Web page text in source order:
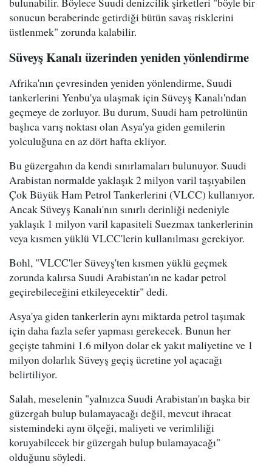
sonucun beraberinde getirdiği bütün savaş risklerini
üstlenmek" zorunda kalabilir.
Süveyş Kanalı üzerinden yeniden yönlendirme
Afrika'nın çevresinden yeniden yönlendirme, Suudi
tankerlerini Yenbu'ya ulaşmak için Süveyş Kanalı'ndan
geçmeye de zorluyor. Bu durum, Suudi ham petrolünün
başlıca varış noktası olan Asya'ya giden gemilerin
yolculuğuna en az dört hafta ekliyor.
Bu güzergahın da kendi sınırlamaları bulunuyor. Suudi
Arabistan normalde yaklaşık 2 milyon varil taşıyabilen
Çok Büyük Ham Petrol Tankerlerini (VLCC) kullanıyor.
Ancak Süveyş Kanalı'nın sınırlı derinliği nedeniyle
yaklaşık 1 milyon varil kapasiteli Suezmax tankerlerinin
veya kısmen yüklü VLCC'lerin kullanılması gerekiyor.
Bohl, "VLCC'ler Süveyş'ten kısmen yüklü geçmek
zorunda kalırsa Suudi Arabistan'ın ne kadar petrol
geçirebileceğini etkileyecektir" dedi.
Asya'ya giden tankerlerin aynı miktarda petrol taşımak
için daha fazla sefer yapması gerekecek. Bunun her
geçişte tahmini 1.6 milyon dolar ek yakıt maliyetine ve 1
milyon dolarlık Süveyş geçiş ücretine yol açacağı
belirtiliyor.
Salah, meselenin "yalnızca Suudi Arabistan'ın başka bir
güzergah bulup bulamayacağı değil, mevcut ihracat
sistemindeki aynı ölçeği, maliyeti ve verimliliği
koruyabilecek bir güzergah bulup bulamayacağı"
olduğunu söyledi.